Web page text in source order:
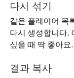
다시 섞기
같은 플레이어 목
다시 생성합니다.
싶을 때 딱 좋아요.
결과 복사